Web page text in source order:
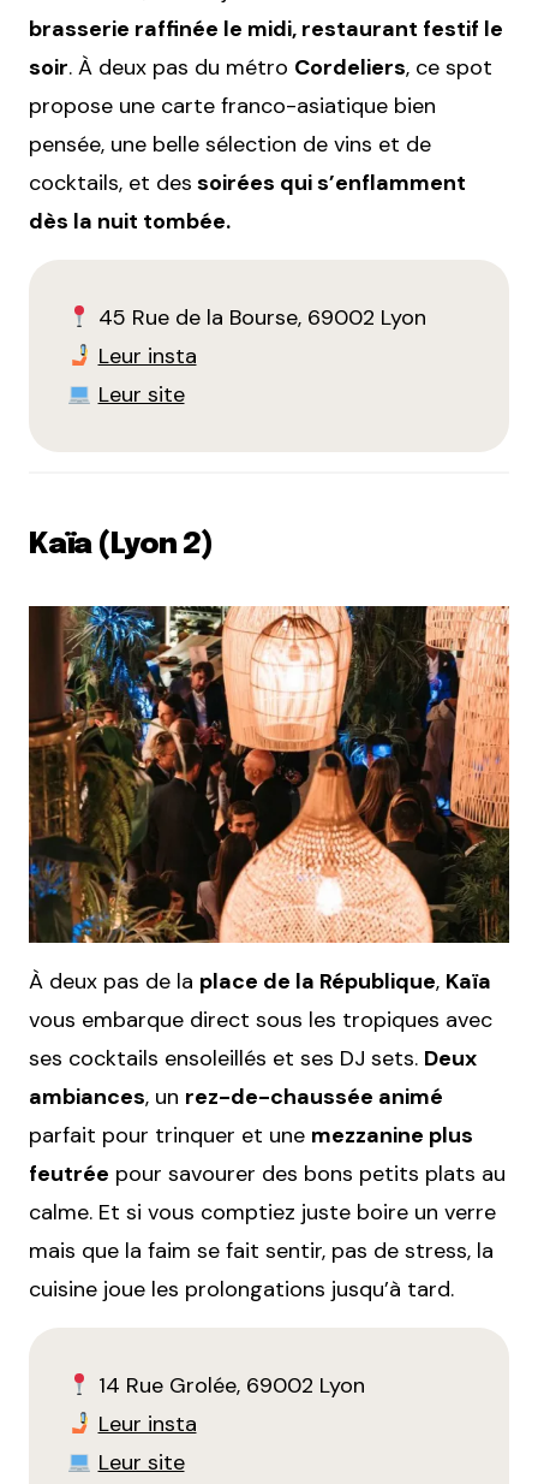
brasserie raffinée le midi, restaurant festif le
soir. À deux pas du métro Cordeliers, ce spot
propose une carte franco-asiatique bien
pensée, une belle sélection de vins et de
cocktails, et des soirées qui s’enflamment
dès la nuit tombée.
45 Rue de la Bourse, 69002 Lyon
Leur insta
Leur site
Kaïa (Lyon 2)
À deux pas de la place de la République, Kaïa
vous embarque direct sous les tropiques avec
ses cocktails ensoleillés et ses DJ sets. Deux
ambiances, un rez-de-chaussée animé
parfait pour trinquer et une mezzanine plus
feutrée pour savourer des bons petits plats au
calme. Et si vous comptiez juste boire un verre
mais que la faim se fait sentir, pas de stress, la
cuisine joue les prolongations jusqu’à tard.
14 Rue Grolée, 69002 Lyon
Leur insta
Leur site